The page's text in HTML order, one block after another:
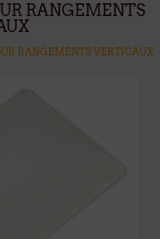
RANGEMENTS
RANGEMENTS VERTICAUX